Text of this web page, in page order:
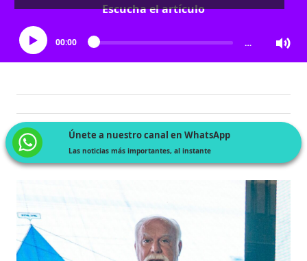
Escucha el artículo
00:00 …
Únete a nuestro canal en WhatsApp
Las noticias más importantes, al instante